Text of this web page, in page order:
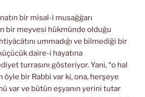
bir misal-i musağğarı
bir meyvesi hükmünde olduğu
ummadığı ve bilmediği bir
daire-i hayatına
turrasını gösteriyor. Yani, “o hal
bir Rabbi var ki, ona, herşeye
var ve bütün eşyanın yerini tutar